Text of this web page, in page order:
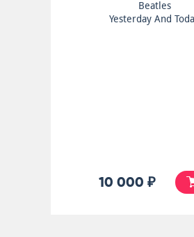
Beatles
Yesterday And
10 000 ₽